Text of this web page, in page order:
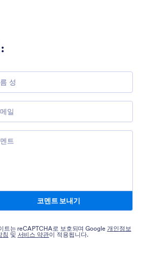
:
코멘트 보내기
트는 reCAPTCHA로 보호되며 Google 개인정보
침 및 서비스 약관이 적용됩니다.